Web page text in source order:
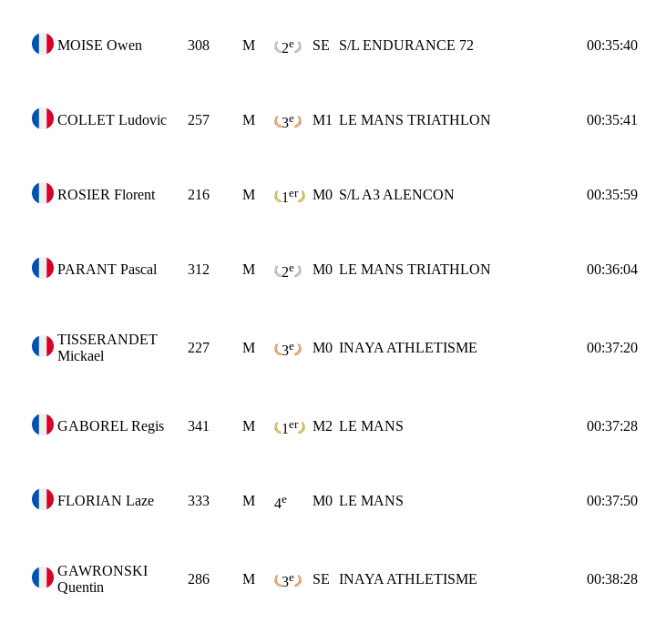
MOISE Owen 308 M 2e SE S/L ENDURANCE 72 00:35:40
COLLET Ludovic 257 M 3e M1 LE MANS TRIATHLON 00:35:41
ROSIER Florent 216 M 1 er M0 S/L A3 ALENCON 00:35:59
PARANT Pascal 312 M 2e M0 LE MANS TRIATHLON 00:36:04
TISSERANDET
Mickael
227 M 3e M0 INAYA ATHLETISME 00:37:20
GABOREL Regis 341 M 1 er M2 LE MANS 00:37:28
FLORIAN Laze 333 M 4e M0 LE MANS 00:37:50
GAWRONSKI
Quentin
286 M 3e SE INAYA ATHLETISME 00:38:28